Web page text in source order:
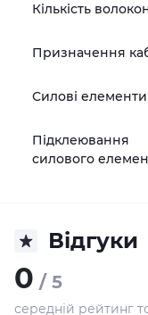
Кількість
Призначення
Силові елементи
Підклеювання
силового
Відгуки
0 / 5
середній рейтинг